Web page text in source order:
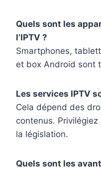
Quels sont les
l’IPTV ?
Smartphones,
et box Android sont
Les services IPTV
Cela dépend des
contenus.
la législation.
Quels sont les